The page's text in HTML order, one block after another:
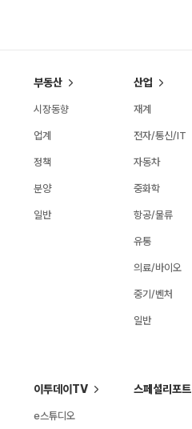
부동산
시장동향
업계
정책
분양
일반
산업
재계
전자/통신/IT
자동차
중화학
항공/물류
유통
의료/바이오
중기/벤처
일반
이투데이TV
e스튜디오
스페셜리포트